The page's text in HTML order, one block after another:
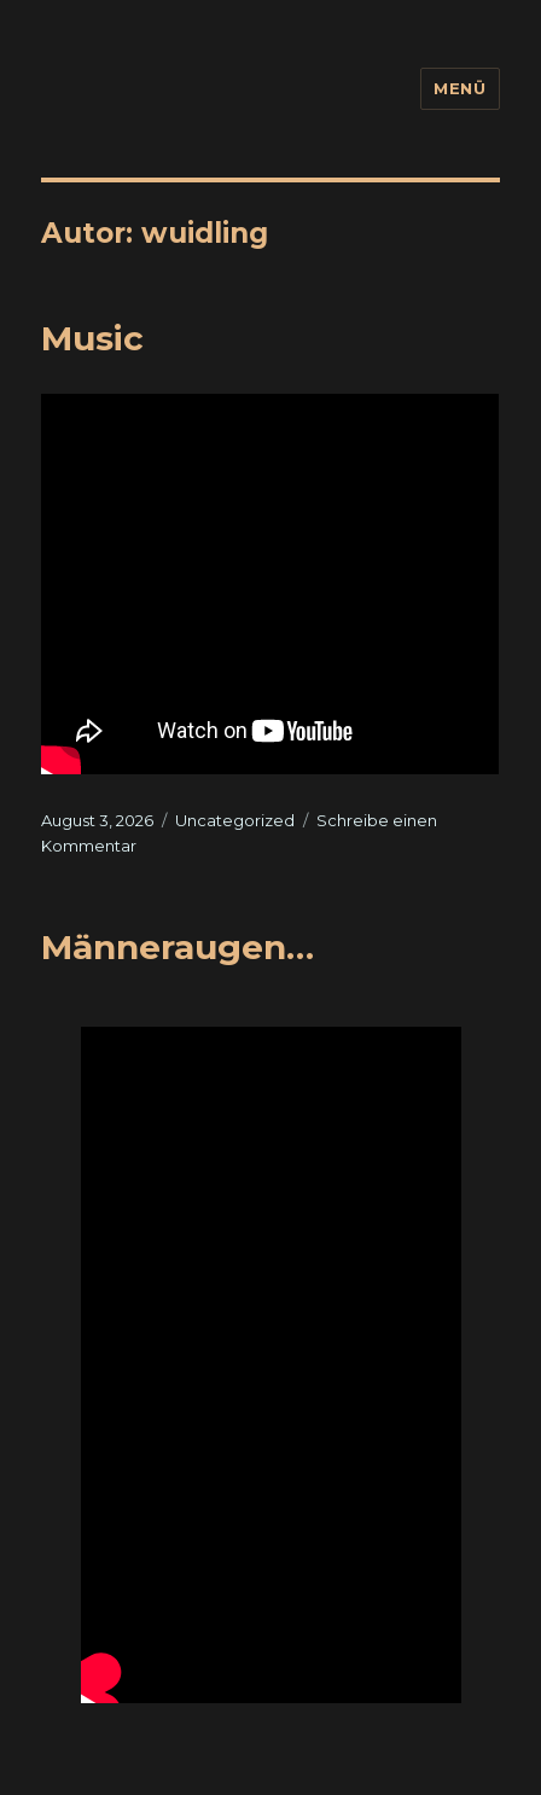
MENÜ
Autor:wuidling
Music
Veröffentlicht
am
August 3, 2026 Kategorien
Uncategorized
Schreibe einen
Kommentarzu
Männeraugen…